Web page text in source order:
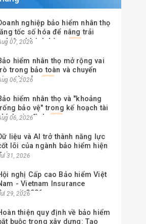
nghiệp bảo hiểm nhân thọ
tốc số hóa để nâng trải
khách hàng
07, 2026
hiểm nhân thọ mở rộng vai
trong bảo toàn và chuyển
tài sản
06, 2026
hiểm nhân thọ và "khoảng
bảo vệ" trong kế hoạch tài
gia đình
06, 2026
liệu và AI trở thành năng lực
lõi của ngành bảo hiểm hiện
31, 2026
nghị Cấp cao Bảo hiểm Việt
- Vietnam Insurance
2026
29, 2026
thiện quy định về bảo hiểm
buộc trong xây dựng: Tạo